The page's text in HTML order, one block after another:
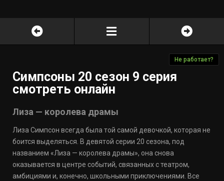
Не работает?
Симпсоны 20 сезон 9 серия
смотреть онлайн
Лиза — королева драмы
Лиза Симпсон всегда была той самой девочкой, которая не
боится выделяться. В девятой серии 20 сезона, под
названием «Лиза — королева драмы», она снова
оказывается в центре событий, связанных с театром,
амбициями и, конечно, школьными приключениями. Все